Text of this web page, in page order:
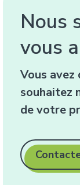
Nous
vous
Vous avez
souhaitez
de votre